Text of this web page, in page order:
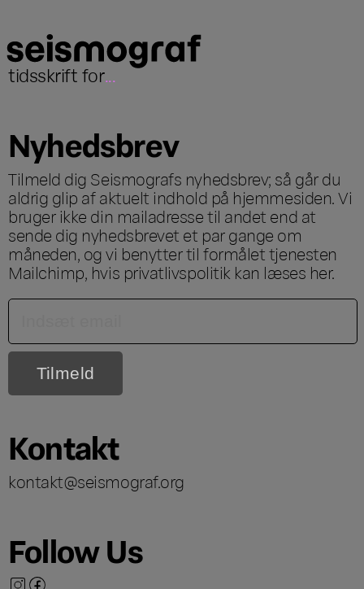
tidsskrift for...
Nyhedsbrev
Tilmeld dig Seismografs nyhedsbrev; så går du
aldrig glip af aktuelt indhold på hjemmesiden. Vi
bruger ikke din mailadresse til andet end at
sende dig nyhedsbrevet et par gange om
måneden, og vi benytter til formålet tjenesten
Mailchimp, hvis privatlivspolitik kan læses her.
Kontakt
kontakt@seismograf.org
Follow Us